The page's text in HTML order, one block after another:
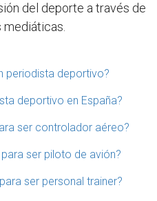
del deporte a través de
periodista deportivo?
deportivo en España?
ser controlador aéreo?
ser piloto de avión?
ser personal trainer?